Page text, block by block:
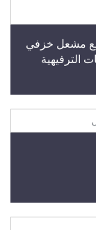
مع مشعل خزفي
الترفيهية